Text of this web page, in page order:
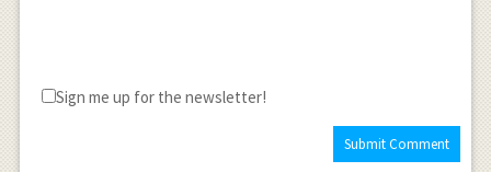
Sign me up for the newsletter!